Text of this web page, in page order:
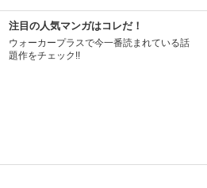
注目の人気マンガはコレだ！
ウォーカープラスで今一番読まれている話
題作をチェック!!